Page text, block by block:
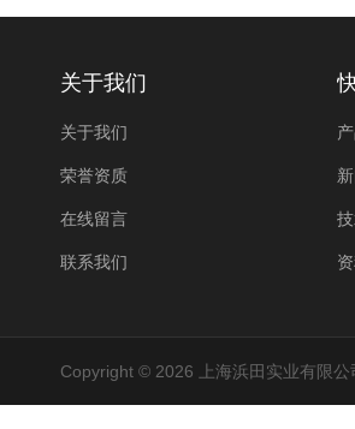
关于我们
关于我们
荣誉资质
在线留言
联系我们
Copyright © 2026 上海浜田实业有限公